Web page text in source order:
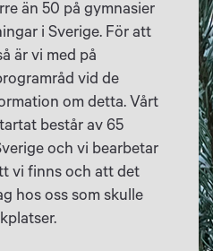
än 50 på gymnasier
i Sverige. För att
är vi med på
vid de
om detta. Vårt
består av 65
och vi bearbetar
vi finns och att det
hos oss som skulle